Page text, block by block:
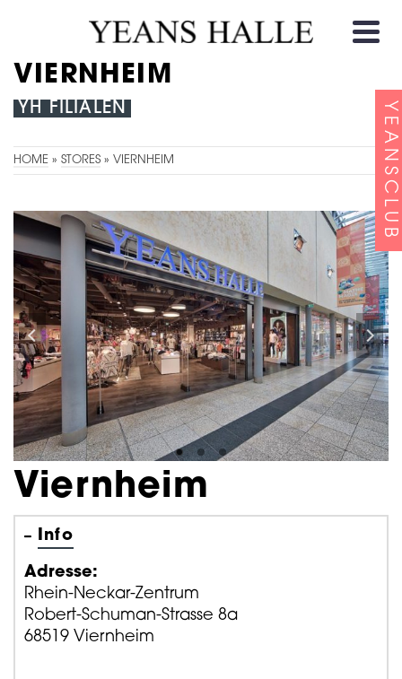
VIERNHEIM
YH FILIALEN
HOME » STORES » VIERNHEIM
Viernheim
Info
Adresse:
Rhein-Neckar-Zentrum
Robert-Schuman-Strasse 8a
68519 Viernheim
YEANSCLUB